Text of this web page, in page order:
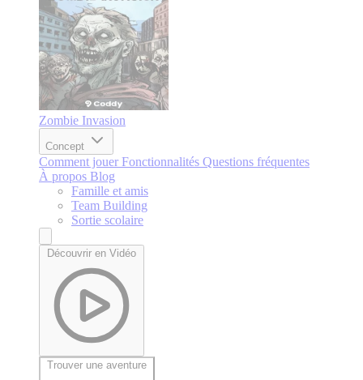
Zombie Invasion
Concept
Comment jouer Fonctionnalités Questions fréquentes
À propos Blog
Famille et amis
Team Building
Sortie scolaire
Découvrir en Vidéo
Trouver une aventure